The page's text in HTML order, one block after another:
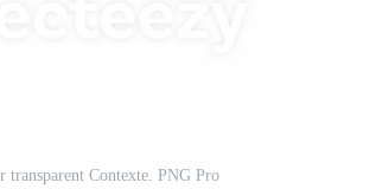
transparent Contexte. PNG Pro